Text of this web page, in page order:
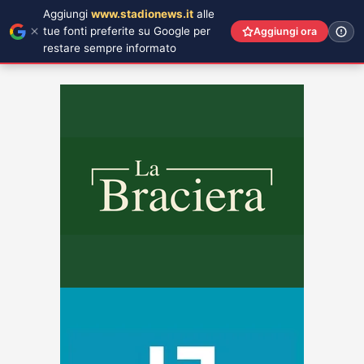
Aggiungi www.stadionews.it alle
tue fonti preferite su Google per
restare sempre informato
Aggiungi ora